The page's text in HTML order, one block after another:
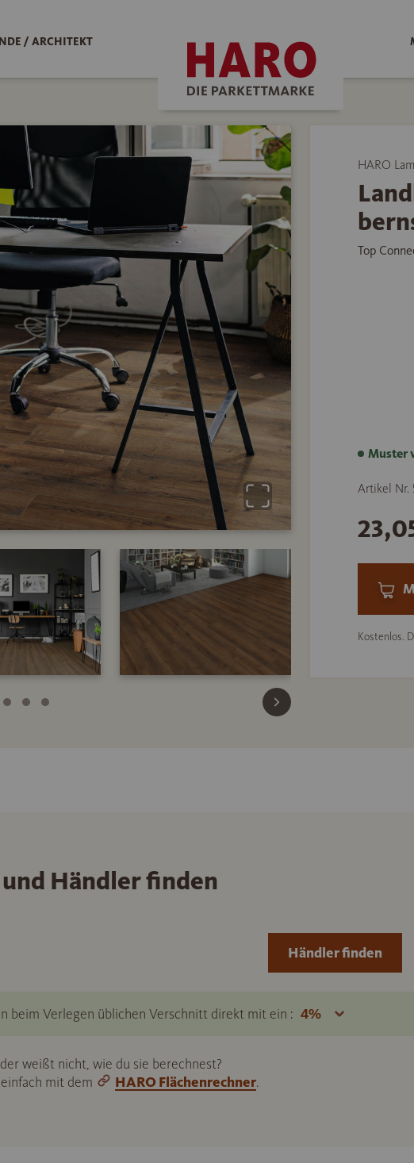
/ ARCHITEKT
HARO
Top
Muster
Artikel Nr.
Kostenlos.
Händler finden
beim Verlegen üblichen Verschnitt direkt mit ein :
weißt nicht, wie du sie berechnest?
mit dem
HARO Flächenrechner.
Händler finden